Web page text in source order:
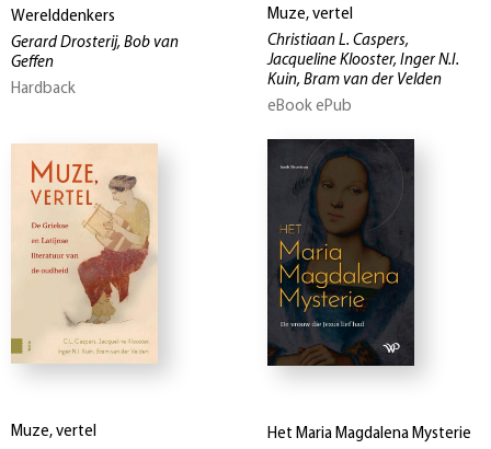
Werelddenkers
Gerard Drosterij, Bob van
Geffen
Hardback
Muze, vertel
Christiaan L. Caspers,
Jacqueline Klooster, Inger N.I.
Kuin, Bram van der Velden
eBook ePub
Muze, vertel
Het Maria Magdalena Mysterie